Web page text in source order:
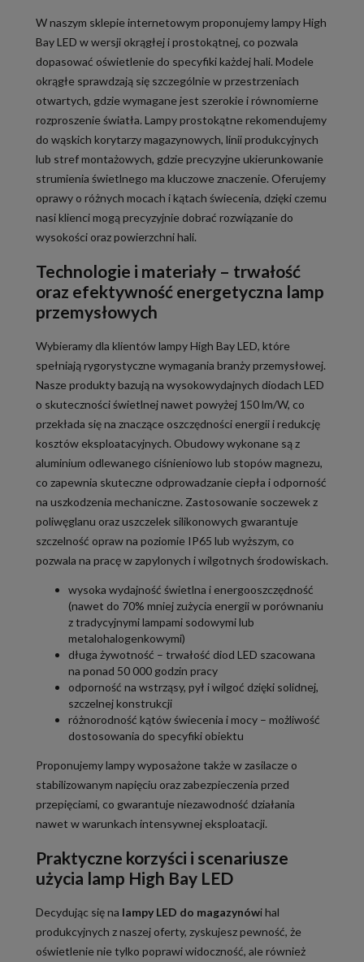
W naszym sklepie internetowym proponujemy lampy High
Bay LED w wersji okrągłej i prostokątnej, co pozwala
dopasować oświetlenie do specyfiki każdej hali. Modele
okrągłe sprawdzają się szczególnie w przestrzeniach
otwartych, gdzie wymagane jest szerokie i równomierne
rozproszenie światła. Lampy prostokątne rekomendujemy
do wąskich korytarzy magazynowych, linii produkcyjnych
lub stref montażowych, gdzie precyzyjne ukierunkowanie
strumienia świetlnego ma kluczowe znaczenie. Oferujemy
oprawy o różnych mocach i kątach świecenia, dzięki czemu
nasi klienci mogą precyzyjnie dobrać rozwiązanie do
wysokości oraz powierzchni hali.
Technologie i materiały – trwałość
oraz efektywność energetyczna lamp
przemysłowych
Wybieramy dla klientów lampy High Bay LED, które
spełniają rygorystyczne wymagania branży przemysłowej.
Nasze produkty bazują na wysokowydajnych diodach LED
o skuteczności świetlnej nawet powyżej 150 lm/W, co
przekłada się na znaczące oszczędności energii i redukcję
kosztów eksploatacyjnych. Obudowy wykonane są z
aluminium odlewanego ciśnieniowo lub stopów magnezu,
co zapewnia skuteczne odprowadzanie ciepła i odporność
na uszkodzenia mechaniczne. Zastosowanie soczewek z
poliwęglanu oraz uszczelek silikonowych gwarantuje
szczelność opraw na poziomie IP65 lub wyższym, co
pozwala na pracę w zapylonych i wilgotnych środowiskach.
wysoka wydajność świetlna i energooszczędność
(nawet do 70% mniej zużycia energii w porównaniu
z tradycyjnymi lampami sodowymi lub
metalohalogenkowymi)
długa żywotność – trwałość diod LED szacowana
na ponad 50 000 godzin pracy
odporność na wstrząsy, pył i wilgoć dzięki solidnej,
szczelnej konstrukcji
różnorodność kątów świecenia i mocy – możliwość
dostosowania do specyfiki obiektu
Proponujemy lampy wyposażone także w zasilacze o
stabilizowanym napięciu oraz zabezpieczenia przed
przepięciami, co gwarantuje niezawodność działania
nawet w warunkach intensywnej eksploatacji.
Praktyczne korzyści i scenariusze
użycia lamp High Bay LED
Decydując się na lampy LED do magazynówi hal
produkcyjnych z naszej oferty, zyskujesz pewność, że
oświetlenie nie tylko poprawi widoczność, ale również